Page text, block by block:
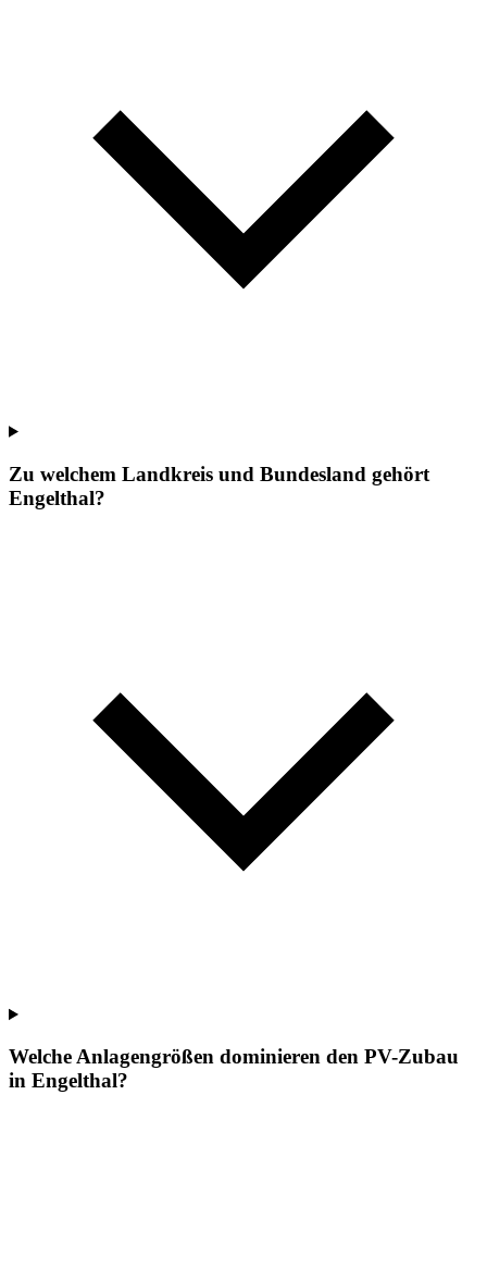
Zu welchem Landkreis und Bundesland gehört
Engelthal?
Welche Anlagengrößen dominieren den PV-Zubau
in Engelthal?